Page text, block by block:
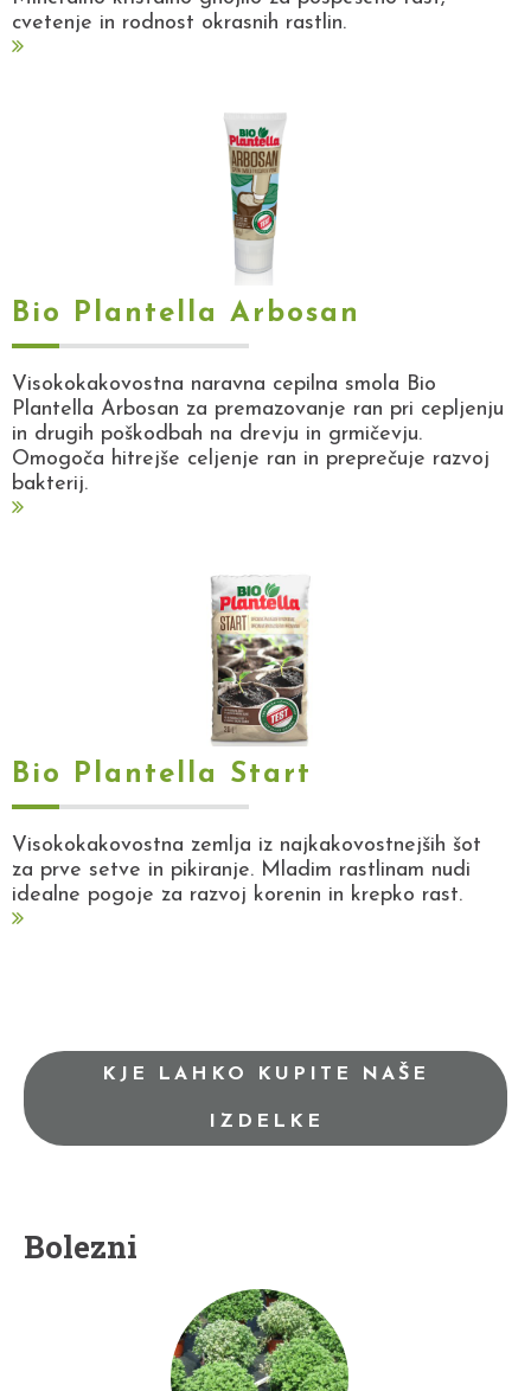
cvetenje in rodnost okrasnih rastlin.
Bio Plantella Arbosan
Visokokakovostna naravna cepilna smola Bio
Plantella Arbosan za premazovanje ran pri cepljenju
in drugih poškodbah na drevju in grmičevju.
Omogoča hitrejše celjenje ran in preprečuje razvoj
bakterij.
Bio Plantella Start
Visokokakovostna zemlja iz najkakovostnejših šot
za prve setve in pikiranje. Mladim rastlinam nudi
idealne pogoje za razvoj korenin in krepko rast.
KJE LAHKO KUPITE NAŠE
IZDELKE
Bolezni